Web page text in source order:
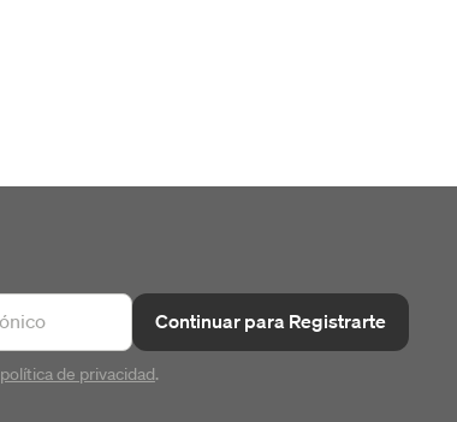
Continuar para Registrarte
política de privacidad.